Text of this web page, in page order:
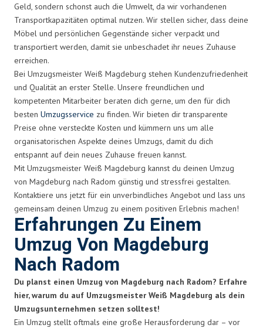
Geld, sondern schonst auch die Umwelt, da wir vorhandenen
Transportkapazitäten optimal nutzen. Wir stellen sicher, dass deine
Möbel und persönlichen Gegenstände sicher verpackt und
transportiert werden, damit sie unbeschadet ihr neues Zuhause
erreichen.
Bei Umzugsmeister Weiß Magdeburg stehen Kundenzufriedenheit
und Qualität an erster Stelle. Unsere freundlichen und
kompetenten Mitarbeiter beraten dich gerne, um den für dich
besten Umzugsservice zu finden. Wir bieten dir transparente
Preise ohne versteckte Kosten und kümmern uns um alle
organisatorischen Aspekte deines Umzugs, damit du dich
entspannt auf dein neues Zuhause freuen kannst.
Mit Umzugsmeister Weiß Magdeburg kannst du deinen Umzug
von Magdeburg nach Radom günstig und stressfrei gestalten.
Kontaktiere uns jetzt für ein unverbindliches Angebot und lass uns
gemeinsam deinen Umzug zu einem positiven Erlebnis machen!
Erfahrungen Zu Einem
Umzug Von Magdeburg
Nach Radom
Du planst einen Umzug von Magdeburg nach Radom? Erfahre
hier, warum du auf Umzugsmeister Weiß Magdeburg als dein
Umzugsunternehmen setzen solltest!
Ein Umzug stellt oftmals eine große Herausforderung dar – vor